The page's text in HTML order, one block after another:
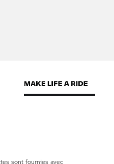
sont fournies avec